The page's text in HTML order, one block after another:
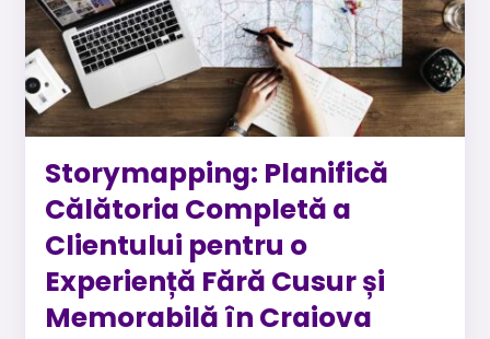
Storymapping: Planifică
Călătoria Completă a
Clientului pentru o
Experiență Fără Cusur și
Memorabilă în Craiova